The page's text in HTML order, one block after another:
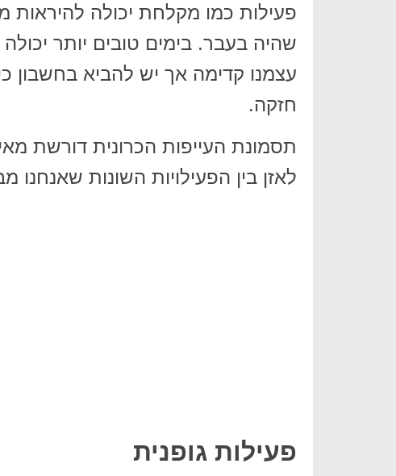
פעילות כמו מקלחת יכולה להיראות
שהיה בעבר. בימים טובים יותר
עצמנו קדימה אך יש להביא בחשבון
חזקה.
תסמונת העייפות הכרונית דורשת
לאזן בין הפעילויות השונות שאנחנו
פעילות גופנית